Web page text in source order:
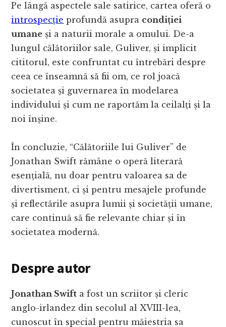
Pe lângă aspectele sale satirice, cartea oferă o
introspecție profundă asupra condiției
umane și a naturii morale a omului. De-a
lungul călătoriilor sale, Guliver, și implicit
cititorul, este confruntat cu întrebări despre
ceea ce înseamnă să fii om, ce rol joacă
societatea și guvernarea în modelarea
individului și cum ne raportăm la ceilalți și la
noi înșine.
În concluzie, “Călătoriile lui Guliver” de
Jonathan Swift rămâne o operă literară
esențială, nu doar pentru valoarea sa de
divertisment, ci și pentru mesajele profunde
și reflectările asupra lumii și societății umane,
care continuă să fie relevante chiar și în
societatea modernă.
Despre autor
Jonathan Swift a fost un scriitor și cleric
anglo-irlandez din secolul al XVIII-lea,
cunoscut în special pentru măiestria sa